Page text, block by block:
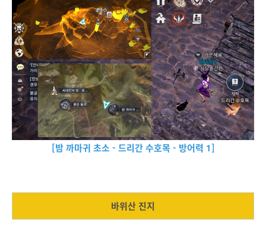
[밤 까마귀 초소 - 드리간 수호목 - 방어력 1]
바위산 진지